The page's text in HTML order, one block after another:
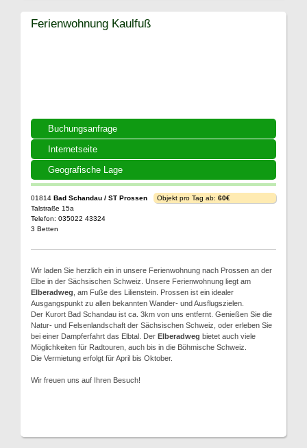
Buchungsanfrage
Internetseite
Geografische Lage
Ferienwohnung Kaulfuß
01814 Bad Schandau / ST Prossen
Talstraße 15a
Telefon: 035022 43324
3 Betten
Objekt pro Tag ab: 60€
Wir laden Sie herzlich ein in unsere Ferienwohnung nach Prossen an der
Elbe in der Sächsischen Schweiz. Unsere Ferienwohnung liegt am
Elberadweg , am Fuße des Lilienstein. Prossen ist ein idealer
Ausgangspunkt zu allen bekannten Wander- und Ausflugszielen.
Der Kurort Bad Schandau ist ca. 3km von uns entfernt. Genießen Sie die
Natur- und Felsenlandschaft der Sächsischen Schweiz, oder erleben Sie
bei einer Dampferfahrt das Elbtal. Der Elberadweg bietet auch viele
Möglichkeiten für Radtouren, auch bis in die Böhmische Schweiz.
Die Vermietung erfolgt für April bis Oktober.
Wir freuen uns auf Ihren Besuch!